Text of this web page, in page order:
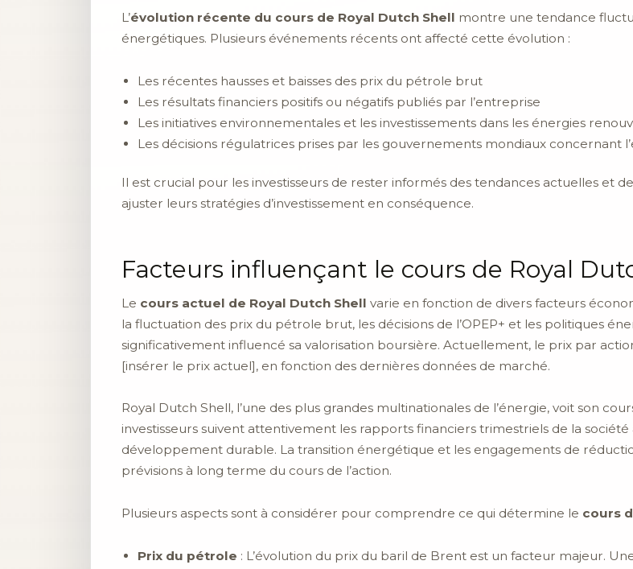
L’évolution récente du cours de Royal Dutch Shell montre une tendance
énergétiques. Plusieurs événements récents ont affecté cette évolution :
Les récentes hausses et baisses des prix du pétrole brut
Les résultats financiers positifs ou négatifs publiés par l’entreprise
Les initiatives environnementales et les investissements dans les énergies
Les décisions régulatrices prises par les gouvernements mondiaux concernant
Il est crucial pour les investisseurs de rester informés des tendances actuelles et
ajuster leurs stratégies d’investissement en conséquence.
Facteurs influençant le cours de Royal
Le cours actuel de Royal Dutch Shell varie en fonction de divers facteurs
la fluctuation des prix du pétrole brut, les décisions de l’OPEP+ et les politiques
significativement influencé sa valorisation boursière. Actuellement, le prix par
[insérer le prix actuel], en fonction des dernières données de marché.
Royal Dutch Shell, l’une des plus grandes multinationales de l’énergie, voit son
investisseurs suivent attentivement les rapports financiers trimestriels de la société
développement durable. La transition énergétique et les engagements de
prévisions à long terme du cours de l’action.
Plusieurs aspects sont à considérer pour comprendre ce qui détermine le cours
Prix du pétrole : L’évolution du prix du baril de Brent est un facteur majeur.